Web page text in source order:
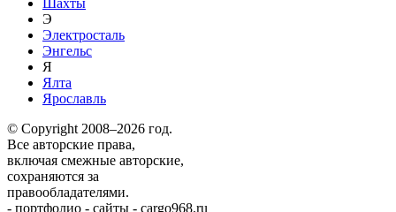
Шахты
Э
Электросталь
Энгельс
Я
Ялта
Ярославль
© Copyright 2008–2026 год.
Все авторские права,
включая смежные авторские,
сохраняются за
правообладателями.
- портфолио - сайты - cargo968.ru